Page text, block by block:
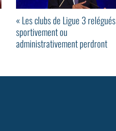
« Les clubs de Ligue 3 relégués
sportivement ou
administrativement perdront
nouveaux problèmes